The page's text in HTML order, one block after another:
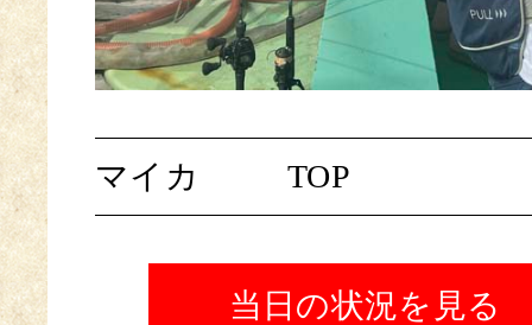
マイカ TOP
当日の状況を見る